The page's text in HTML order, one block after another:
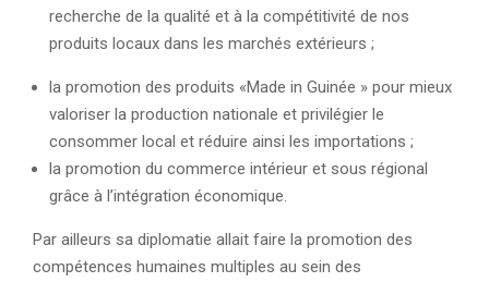
recherche de la qualité et à la compétitivité de nos
produits locaux dans les marchés extérieurs ;
la promotion des produits «Made in Guinée » pour mieux
valoriser la production nationale et privilégier le
consommer local et réduire ainsi les importations ;
la promotion du commerce intérieur et sous régional
grâce à l’intégration économique.
Par ailleurs sa diplomatie allait faire la promotion des
compétences humaines multiples au sein des